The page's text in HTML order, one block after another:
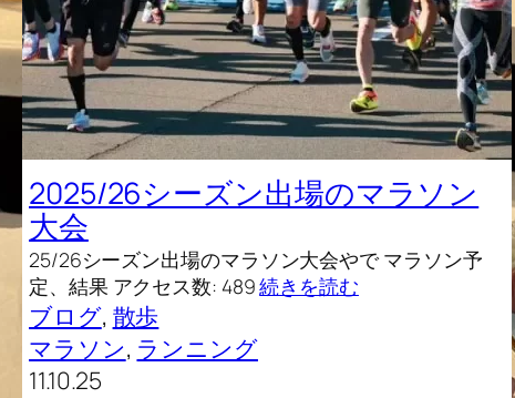
2025/26シーズン出場のマラソン
大会
25/26シーズン出場のマラソン大会やで マラソン予
定、結果 アクセス数: 489続きを読む
ブログ, 散歩
マラソン, ランニング
11.10.25